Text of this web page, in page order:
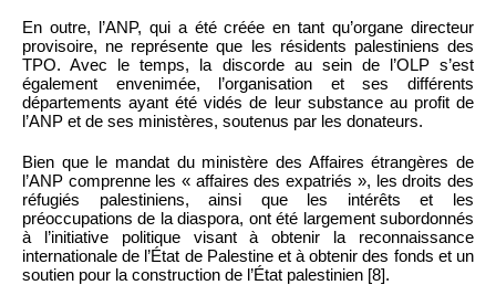
En outre, l’ANP, qui a été créée en tant qu’organe directeur
provisoire, ne représente que les résidents palestiniens des
TPO. Avec le temps, la discorde au sein de l’OLP s’est
également envenimée, l’organisation et ses différents
départements ayant été vidés de leur substance au profit de
l’ANP et de ses ministères, soutenus par les donateurs.
Bien que le mandat du ministère des Affaires étrangères de
l’ANP comprenne les « affaires des expatriés », les droits des
réfugiés palestiniens, ainsi que les intérêts et les
préoccupations de la diaspora, ont été largement subordonnés
à l’initiative politique visant à obtenir la reconnaissance
internationale de l’État de Palestine et à obtenir des fonds et un
soutien pour la construction de l’État palestinien [8].